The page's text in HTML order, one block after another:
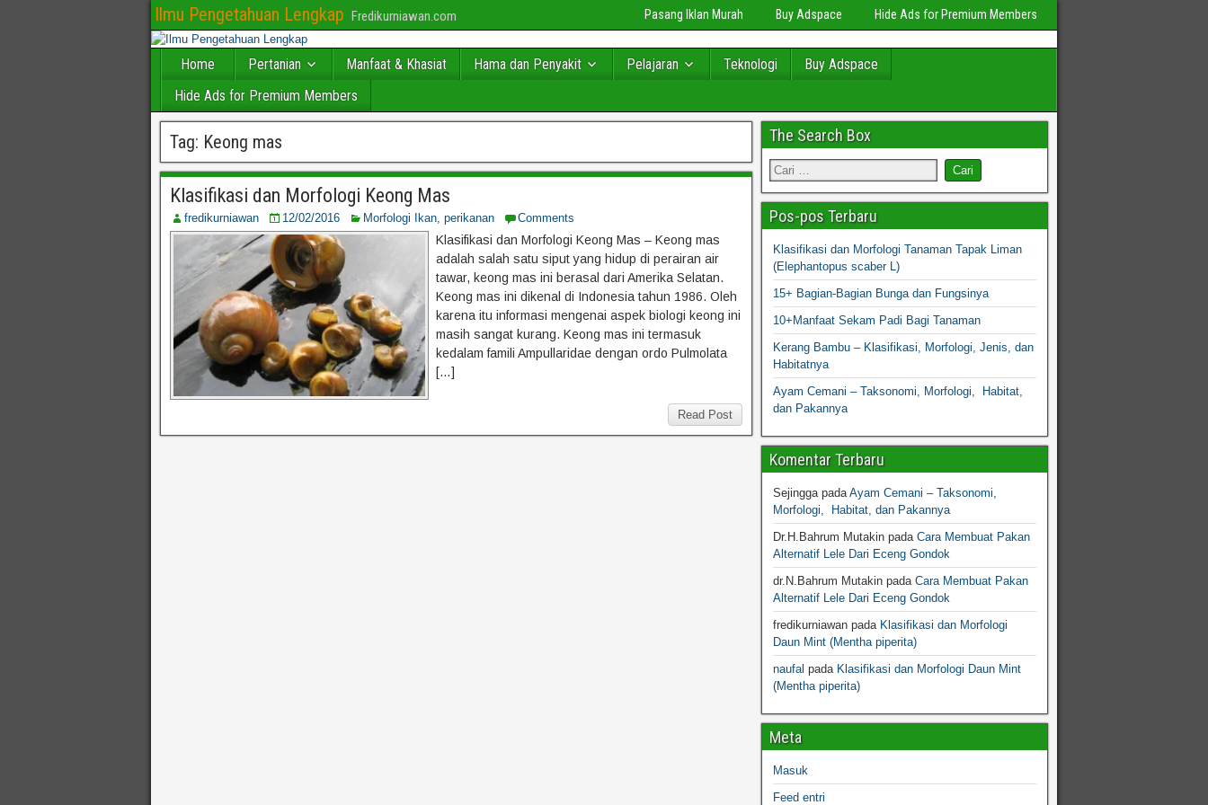
Ilmu Pengetahuan Lengkap Fredikurniawan.com Pasang Iklan Murah Buy Adspace Hide Ads for Premium Members
Home Pertanian Manfaat & Khasiat Hama dan Penyakit Pelajaran Teknologi
Buy Adspace
Hide Ads for Premium Members
Tag: Keong mas
Klasifikasi dan Morfologi Keong Mas
fredikurniawan 12/02/2016 Morfologi Ikan, perikanan Comments
Klasifikasi dan Morfologi Keong Mas – Keong mas
adalah salah satu siput yang hidup di perairan air
tawar, keong mas ini berasal dari Amerika Selatan.
Keong mas ini dikenal di Indonesia tahun 1986. Oleh
karena itu informasi mengenai aspek biologi keong ini
masih sangat kurang. Keong mas ini termasuk
kedalam famili Ampullaridae dengan ordo Pulmolata
[…]
Read Post
The Search Box
Pos-pos Terbaru
Klasifikasi dan Morfologi Tanaman Tapak Liman
(Elephantopus scaber L)
15+ Bagian-Bagian Bunga dan Fungsinya
10+Manfaat Sekam Padi Bagi Tanaman
Kerang Bambu – Klasifikasi, Morfologi, Jenis, dan
Habitatnya
Ayam Cemani – Taksonomi, Morfologi, Habitat,
dan Pakannya
Komentar Terbaru
SejinggapadaAyam Cemani – Taksonomi,
Morfologi, Habitat, dan Pakannya
Dr.H.Bahrum Mutakinpada Cara Membuat Pakan
Alternatif Lele Dari Eceng Gondok
dr.N.Bahrum Mutakinpada Cara Membuat Pakan
Alternatif Lele Dari Eceng Gondok
fredikurniawanpada Klasifikasi dan Morfologi
Daun Mint (Mentha piperita)
naufal pada Klasifikasi dan Morfologi Daun Mint
(Mentha piperita)
Meta
Masuk
Feed entri